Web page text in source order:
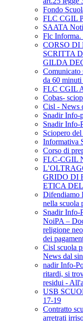
Fondo
FLC CGIL
SAATA
Flc Informa.
CORSO DI
SCRITTA
GILDA
Comunicato
da 60
FLC CGIL
Cobas-
Cisl - News
Snadir Info-
Snadir Info-
Sciopero
Informativa
Corso di
FLC-CGIL
GRIDO DI
ETICA
Difendiamo
nella scuola
Snadir Info-
NoiPA –
religione
dei
Cisl scuola
News dal
nadir Info-
ritardi, si
residui -
USB
17-19
Contratto
arretrati